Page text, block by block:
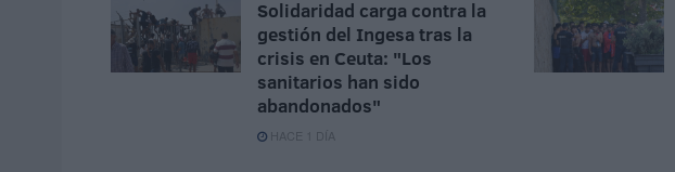
Solidaridad carga contra la
gestión del Ingesa tras la
crisis en Ceuta: "Los
sanitarios han sido
abandonados"
HACE 1 DÍA